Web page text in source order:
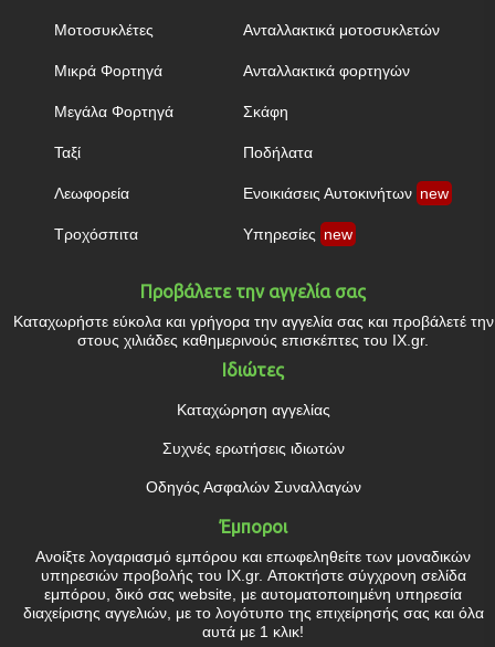
Μοτοσυκλέτες
Μικρά Φορτηγά
Μεγάλα Φορτηγά
Ταξί
Λεωφορεία
Τροχόσπιτα
Ανταλλακτικά μοτοσυκλετών
Ανταλλακτικά φορτηγών
Σκάφη
Ποδήλατα
Ενοικιάσεις Αυτοκινήτων new
Υπηρεσίες new
Προβάλετε την αγγελία σας
Καταχωρήστε εύκολα και γρήγορα την αγγελία σας και προβάλετέ την
στους χιλιάδες καθημερινούς επισκέπτες του IX.gr.
Ιδιώτες
Καταχώρηση αγγελίας
Συχνές ερωτήσεις ιδιωτών
Οδηγός Ασφαλών Συναλλαγών
Έμποροι
Ανοίξτε λογαριασμό εμπόρου και επωφεληθείτε των μοναδικών
υπηρεσιών προβολής του IX.gr. Αποκτήστε σύγχρονη σελίδα
εμπόρου, δικό σας website, με αυτοματοποιημένη υπηρεσία
διαχείρισης αγγελιών, με το λογότυπο της επιχείρησής σας και όλα
αυτά με 1 κλικ!